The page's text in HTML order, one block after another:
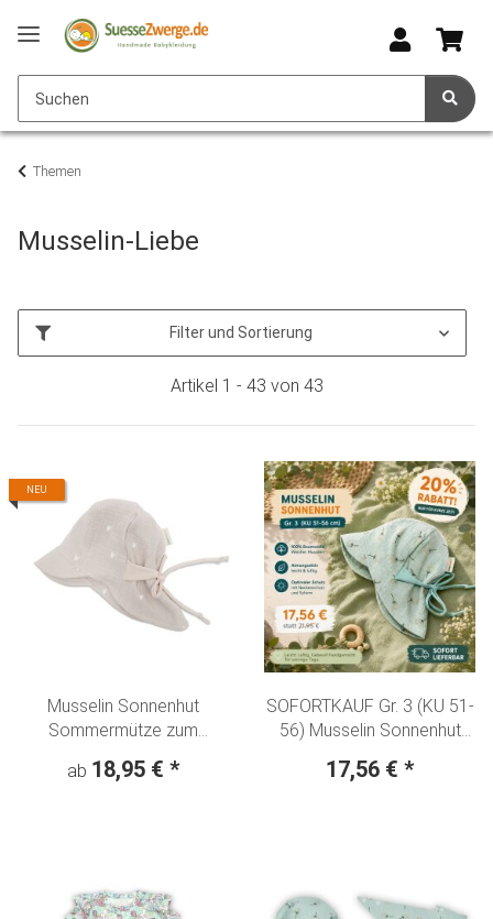
Themen
Musselin-Liebe
Filter und Sortierung
Artikel 1 - 43 von 43
NEU
Musselin Sonnenhut
Sommermütze zum
beige
ab 18,95 € *
SOFORTKAUF Gr. 3 (KU 51-
56) Musselin Sonnenhut
mitwachsen "Pusteblumen"
17,56 € *